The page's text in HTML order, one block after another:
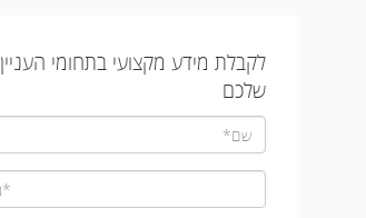
לקבלת מידע מקצועי בתחומי העניין
שלכם